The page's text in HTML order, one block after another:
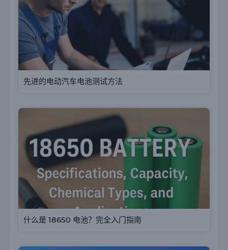
先进的电动汽车电池测试方法
什么是 18650 电池？完全入门指南